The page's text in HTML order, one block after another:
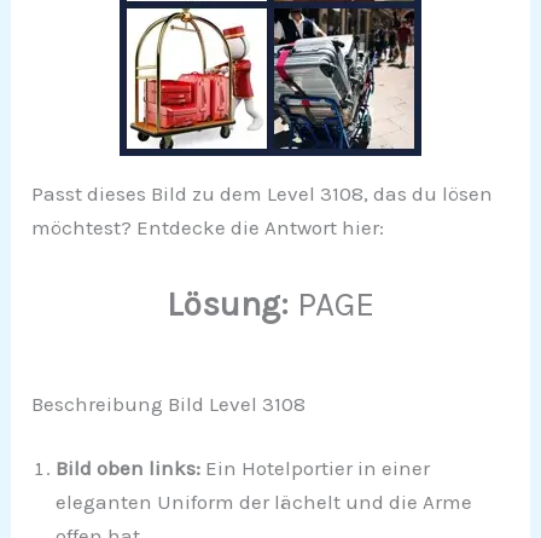
Passt dieses Bild zu dem Level 3108, das du lösen
möchtest? Entdecke die Antwort hier:
Lösung: PAGE
Beschreibung Bild Level 3108
Bild oben links: Ein Hotelportier in einer
eleganten Uniform der lächelt und die Arme